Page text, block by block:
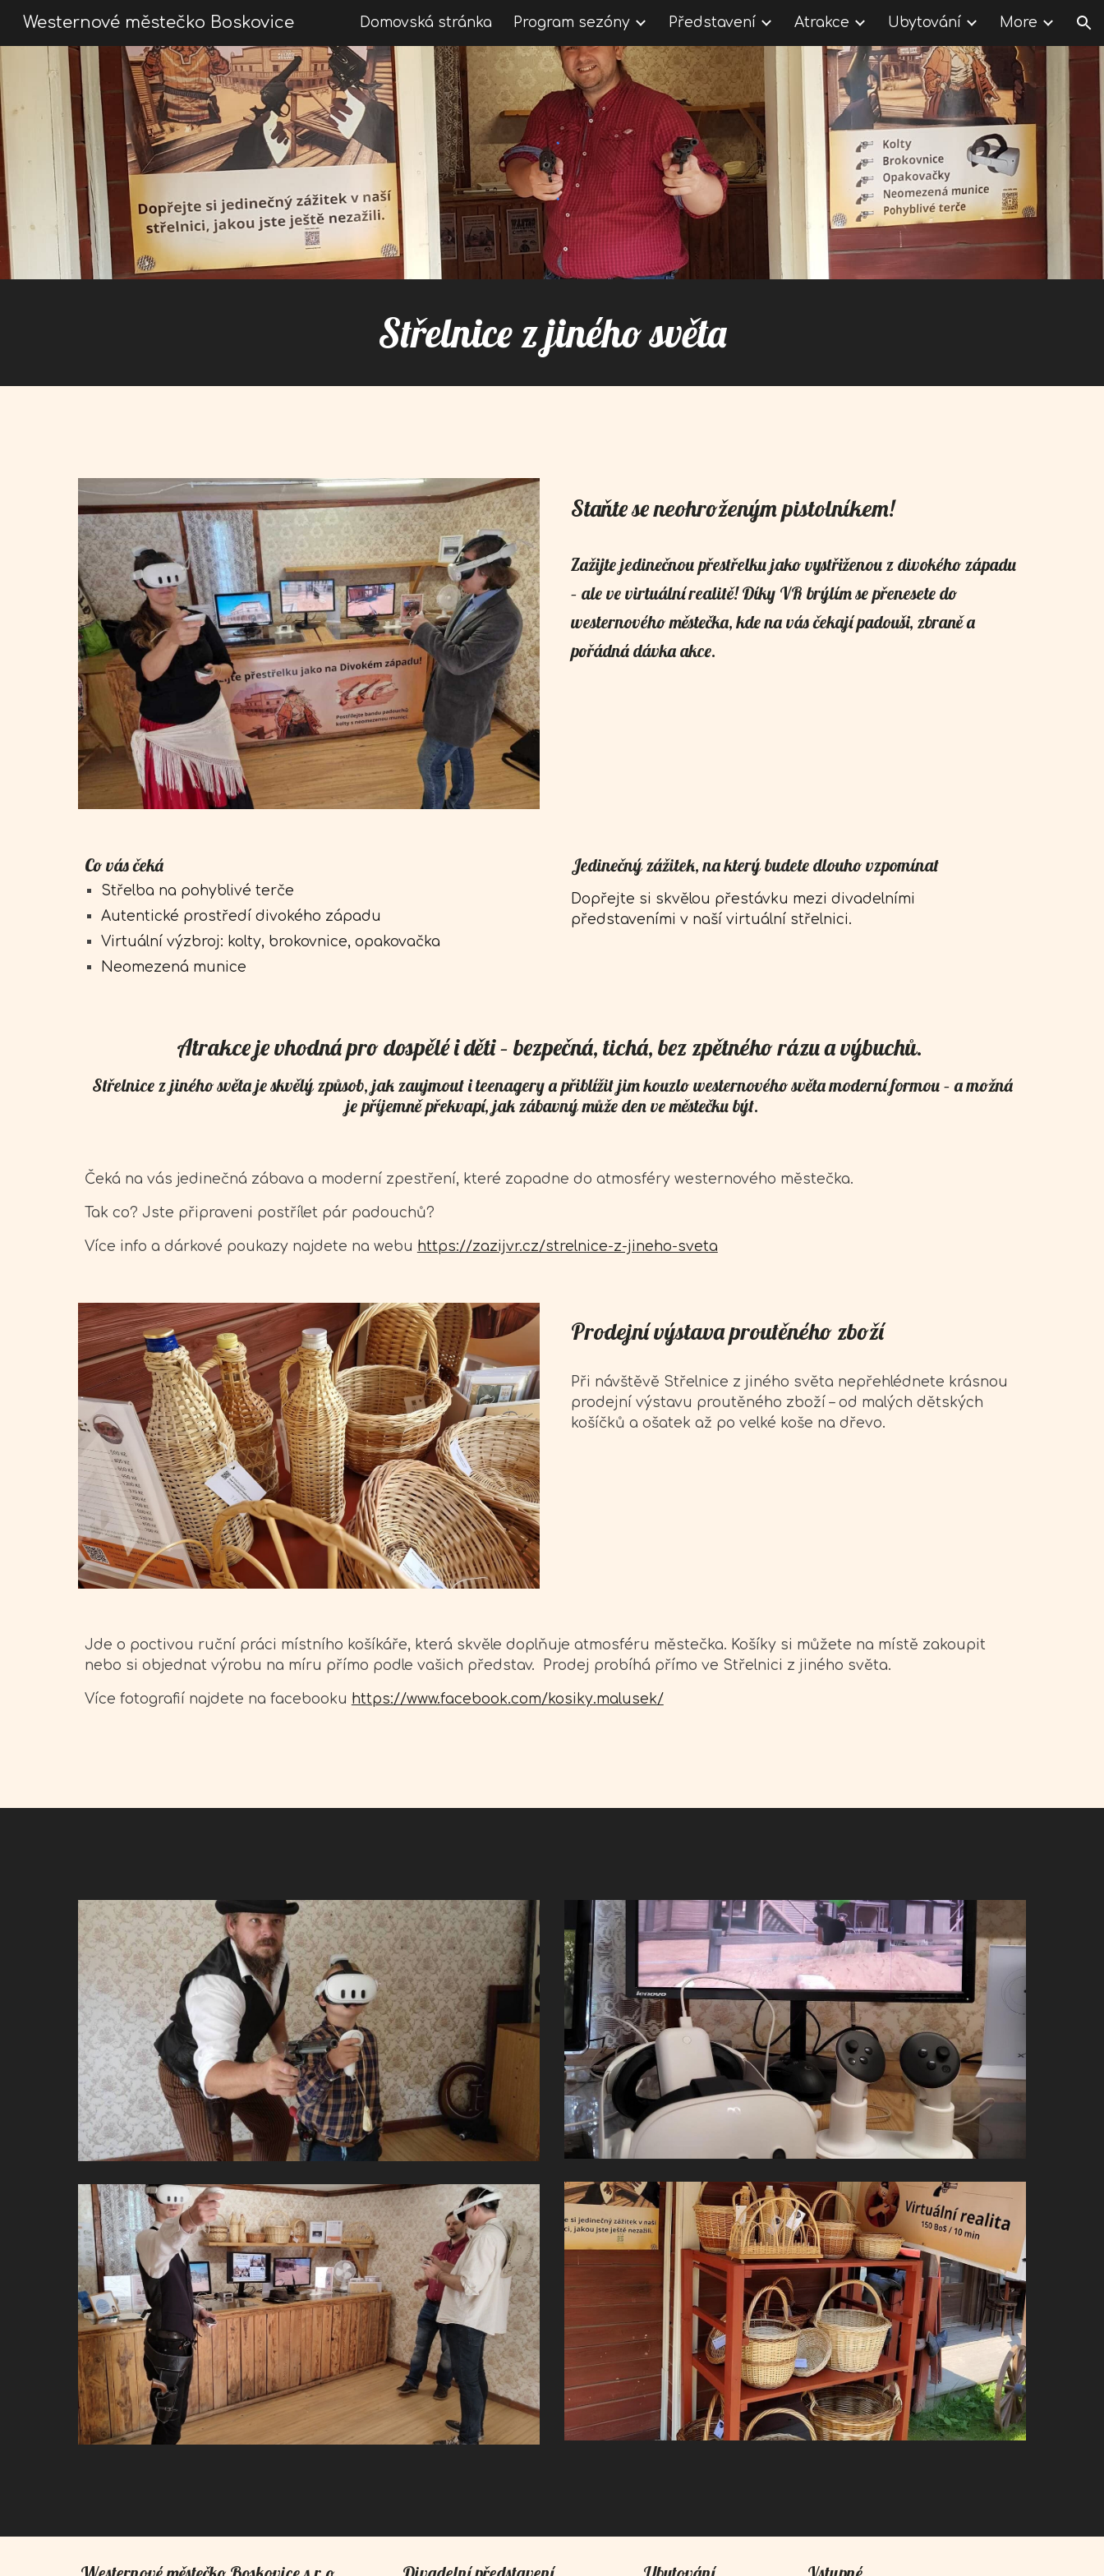
Skip to main content Skip to navigation
Westernové městečko Boskovice Domovská stránka Program sezóny Představení Atrakce Ubytování More
Střelnice z jiného světa
Staňte se neohroženým pistolníkem!
Zažijte jedinečnou přestřelku jako vystřiženou z divokého západu
– ale ve virtuální realitě! Díky VR brýlím se přenesete do
westernového městečka, kde na vás čekají padouši, zbraně a
pořádná dávka akce.
Co vás čeká
Střelba na pohyblivé terče
Autentické prostředí divokého západu
Virtuální výzbroj: kolty, brokovnice, opakovačka
Neomezená munice
Jedinečný zážitek, na který budete dlouho vzpomínat
Dopřejte si skvělou přestávku mezi divadelními
představeními v naší virtuální střelnici.
Atrakce je vhodná pro dospělé i děti – bezpečná, tichá, bez zpětného rázu a výbuchů.
Střelnice z jiného světa je skvělý způsob, jak zaujmout i teenagery a přiblížit jim kouzlo westernového světa moderní formou – a možná
je příjemně překvapí, jak zábavný může den ve městečku být.
Čeká na vás jedinečná zábava a moderní zpestření, které zapadne do atmosféry westernového městečka.
Tak co? Jste připraveni postřílet pár padouchů?
Více info a dárkové poukazy najdete na webu https://zazijvr.cz/strelnice-z-jineho-sveta
Prodejní výstava proutěného zboží
Při návštěvě Střelnice z jiného světa nepřehlédnete krásnou
prodejní výstavu proutěného zboží – od malých dětských
košíčků a ošatek až po velké koše na dřevo.
Jde o poctivou ruční práci místního košíkáře, která skvěle doplňuje atmosféru městečka. Košíky si můžete na místě zakoupit
nebo si objednat výrobu na míru přímo podle vašich představ. Prodej probíhá přímo ve Střelnici z jiného světa.
Více fotografií najdete na facebooku https://www.facebook.com/kosiky.malusek/